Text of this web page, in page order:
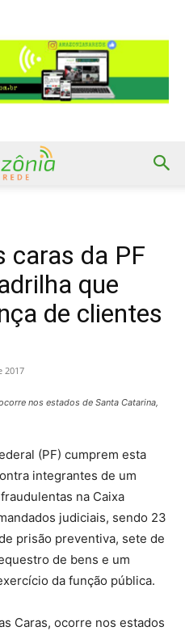
caras da PF
que
de clientes
2017
nos estados de Santa Catarina,
(PF) cumprem esta
integrantes de um
na Caixa
judiciais, sendo 23
prisão preventiva, sete de
de bens e um
da função pública.
Caras, ocorre nos estados